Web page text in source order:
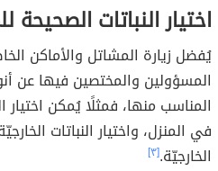
اختيار النباتات الصحيحة
يُفضل زيارة المشاتل والأماكن
المسؤولين والمختصين فيها عن
المناسب منها، فمثلًا يُمكن اختيار
في المنزل، واختيار النباتات
الخارجيّة.[٣]